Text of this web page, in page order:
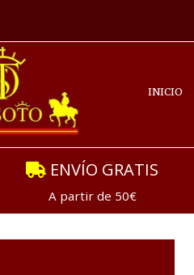
INICIO
ENVÍO GRATIS
A partir de 50€